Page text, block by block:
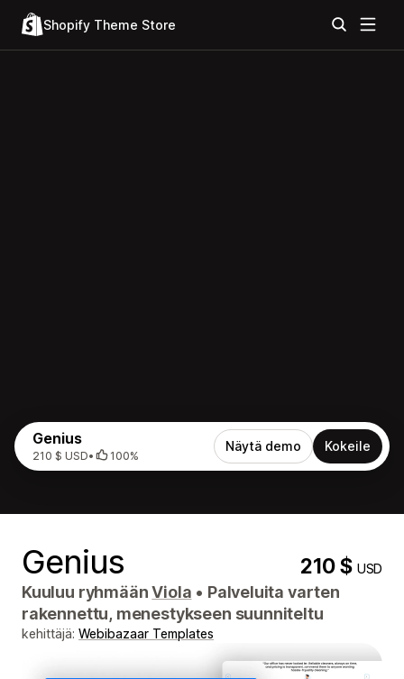
Shopify Theme Store
Genius
210 $ USD• 100%
Näytä demo Kokeile
Genius 210 $USD
Kuuluu ryhmäänViola • Palveluita varten
rakennettu, menestykseen suunniteltu
kehittäjä: Webibazaar Templates